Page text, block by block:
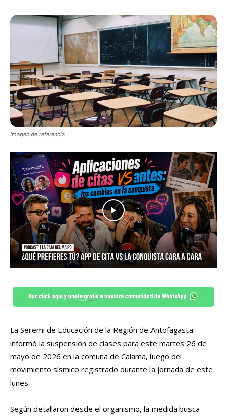
Imagen de referencia
La Seremi de Educación de la Región de Antofagasta
informó la suspensión de clases para este martes 26 de
mayo de 2026 en la comuna de Calama, luego del
movimiento sísmico registrado durante la jornada de este
lunes.
Según detallaron desde el organismo, la medida busca